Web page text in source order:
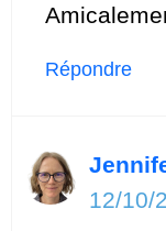
Répondre
12/10/